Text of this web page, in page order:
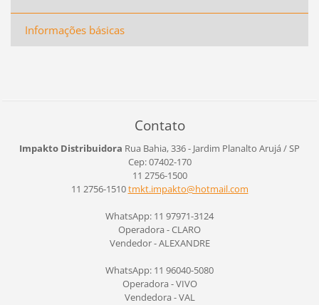
Informações básicas
Contato
Impakto Distribuidora Rua Bahia, 336 - Jardim Planalto Arujá / SP
Cep: 07402-170
11 2756-1500
11 2756-1510tmkt.impakto@hotmail.com
WhatsApp: 11 97971-3124
Operadora - CLARO
Vendedor - ALEXANDRE
WhatsApp: 11 96040-5080
Operadora - VIVO
Vendedora - VAL